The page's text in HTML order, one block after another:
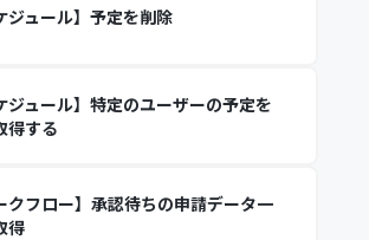
ジュール】予定を削除
ジュール】特定のユーザーの予定を
得する
クフロー】承認待ちの申請データ一
得